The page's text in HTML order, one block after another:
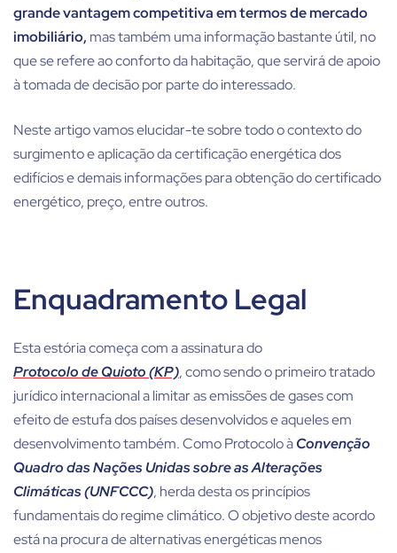
grande vantagem competitiva em termos de mercado
imobiliário, mas também uma informação bastante útil, no
que se refere ao conforto da habitação, que servirá de apoio
à tomada de decisão por parte do interessado.
Neste artigo vamos elucidar-te sobre todo o contexto do
surgimento e aplicação da certificação energética dos
edifícios e demais informações para obtenção do certificado
energético, preço, entre outros.
Enquadramento Legal
Esta estória começa com a assinatura do
Protocolo de Quioto (KP), como sendo o primeiro tratado
jurídico internacional a limitar as emissões de gases com
efeito de estufa dos países desenvolvidos e aqueles em
desenvolvimento também. Como Protocolo àConvenção
Quadro das Nações Unidas sobre as Alterações
Climáticas (UNFCCC), herda desta os princípios
fundamentais do regime climático. O objetivo deste acordo
está na procura de alternativas energéticas menos